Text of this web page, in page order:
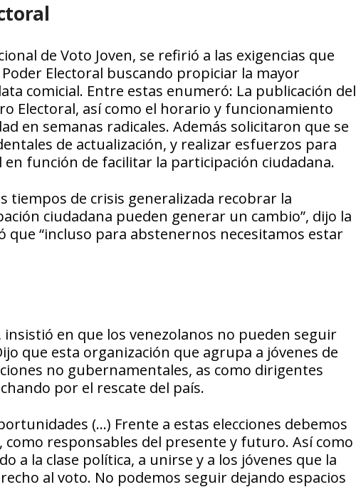
de Voto Joven, se refirió a las exigencias que
Electoral buscando propiciar la mayor
comicial. Entre estas enumeró: La publicación del
Electoral, así como el horario y funcionamiento
en semanas radicales. Además solicitaron que se
de actualización, y realizar esfuerzos para
función de facilitar la participación ciudadana.
tiempos de crisis generalizada recobrar la
ciudadana pueden generar un cambio”, dijo la
que “incluso para abstenernos necesitamos estar
en que los venezolanos no pueden seguir
que esta organización que agrupa a jóvenes de
no gubernamentales, as como dirigentes
por el rescate del país.
(…) Frente a estas elecciones debemos
responsables del presente y futuro. Así como
a la clase política, a unirse y a los jóvenes que la
al voto. No podemos seguir dejando espacios